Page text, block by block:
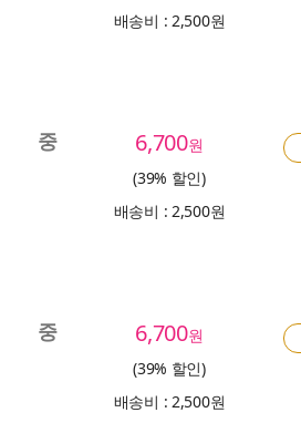
배송비 : 2,500원
중 6,700원
(39% 할인)
배송비 : 2,500원
중 6,700원
(39% 할인)
배송비 : 2,500원